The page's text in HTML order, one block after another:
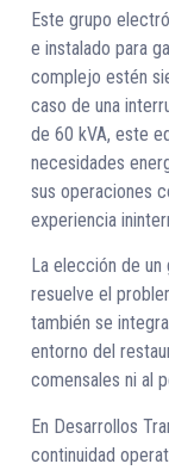
Este grupo
e instalado para
complejo estén
caso de una
de 60 kVA, este
necesidades
sus operaciones
experiencia
La elección de
resuelve el
también se
entorno del
comensales ni al
En Desarrollos
continuidad